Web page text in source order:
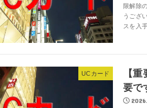
限解除
うござ
スを入
UCカード
【
要で